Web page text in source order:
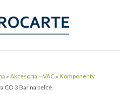
»Akcesoria HVAC »Komponenty
CO 3 Bar na belce